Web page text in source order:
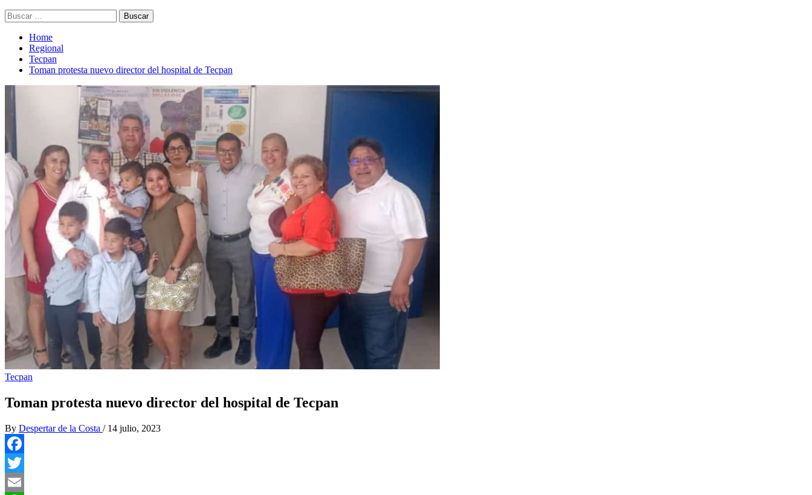
Buscar:
Home
Regional
Tecpan
Toman protesta nuevo director del hospital de Tecpan
Tecpan
Toman protesta nuevo director del hospital de Tecpan
By Despertar de la Costa / 14 julio, 2023
Facebook
Twitter